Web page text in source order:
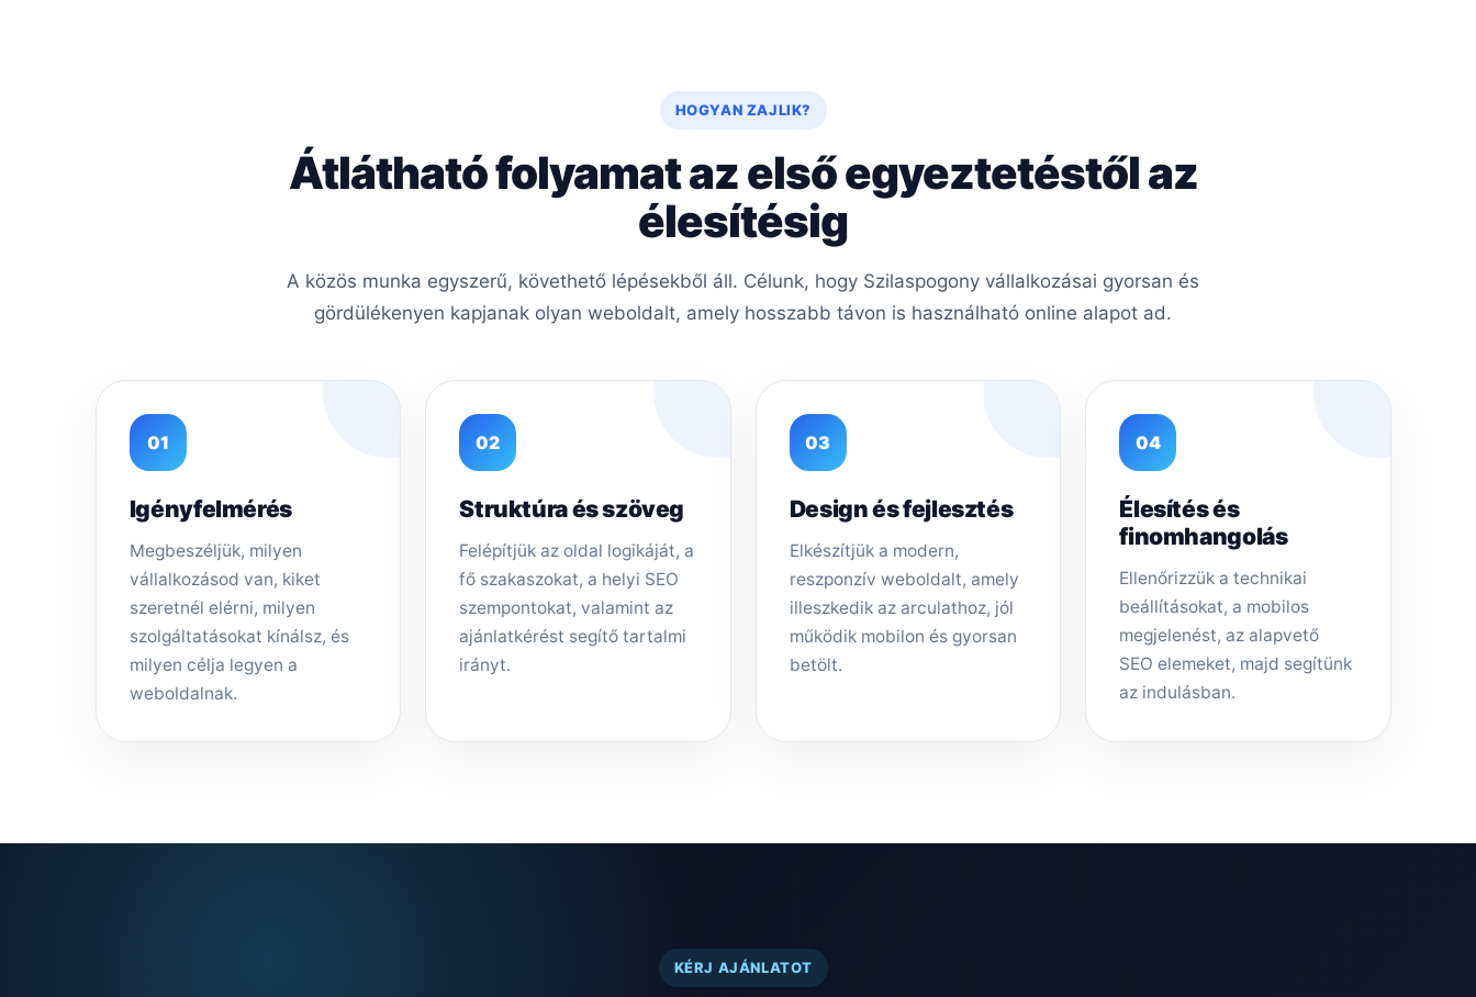
HOGYAN ZAJLIK?
Átlátható folyamat az első egyeztetéstől az
élesítésig
A közös munka egyszerű, követhető lépésekből áll. Célunk, hogy Szilaspogony vállalkozásai gyorsan és
gördülékenyen kapjanak olyan weboldalt, amely hosszabb távon is használható online alapot ad.
01
Igényfelmérés
Megbeszéljük, milyen
vállalkozásod van, kiket
szeretnél elérni, milyen
szolgáltatásokat kínálsz, és
milyen célja legyen a
weboldalnak.
02
Struktúra és szöveg
Felépítjük az oldal logikáját, a
fő szakaszokat, a helyi SEO
szempontokat, valamint az
ajánlatkérést segítő tartalmi
irányt.
03
Design és fejlesztés
Elkészítjük a modern,
reszponzív weboldalt, amely
illeszkedik az arculathoz, jól
működik mobilon és gyorsan
betölt.
04
Élesítés és
finomhangolás
Ellenőrizzük a technikai
beállításokat, a mobilos
megjelenést, az alapvető
SEO elemeket, majd segítünk
az indulásban.
KÉRJ AJÁNLATOT